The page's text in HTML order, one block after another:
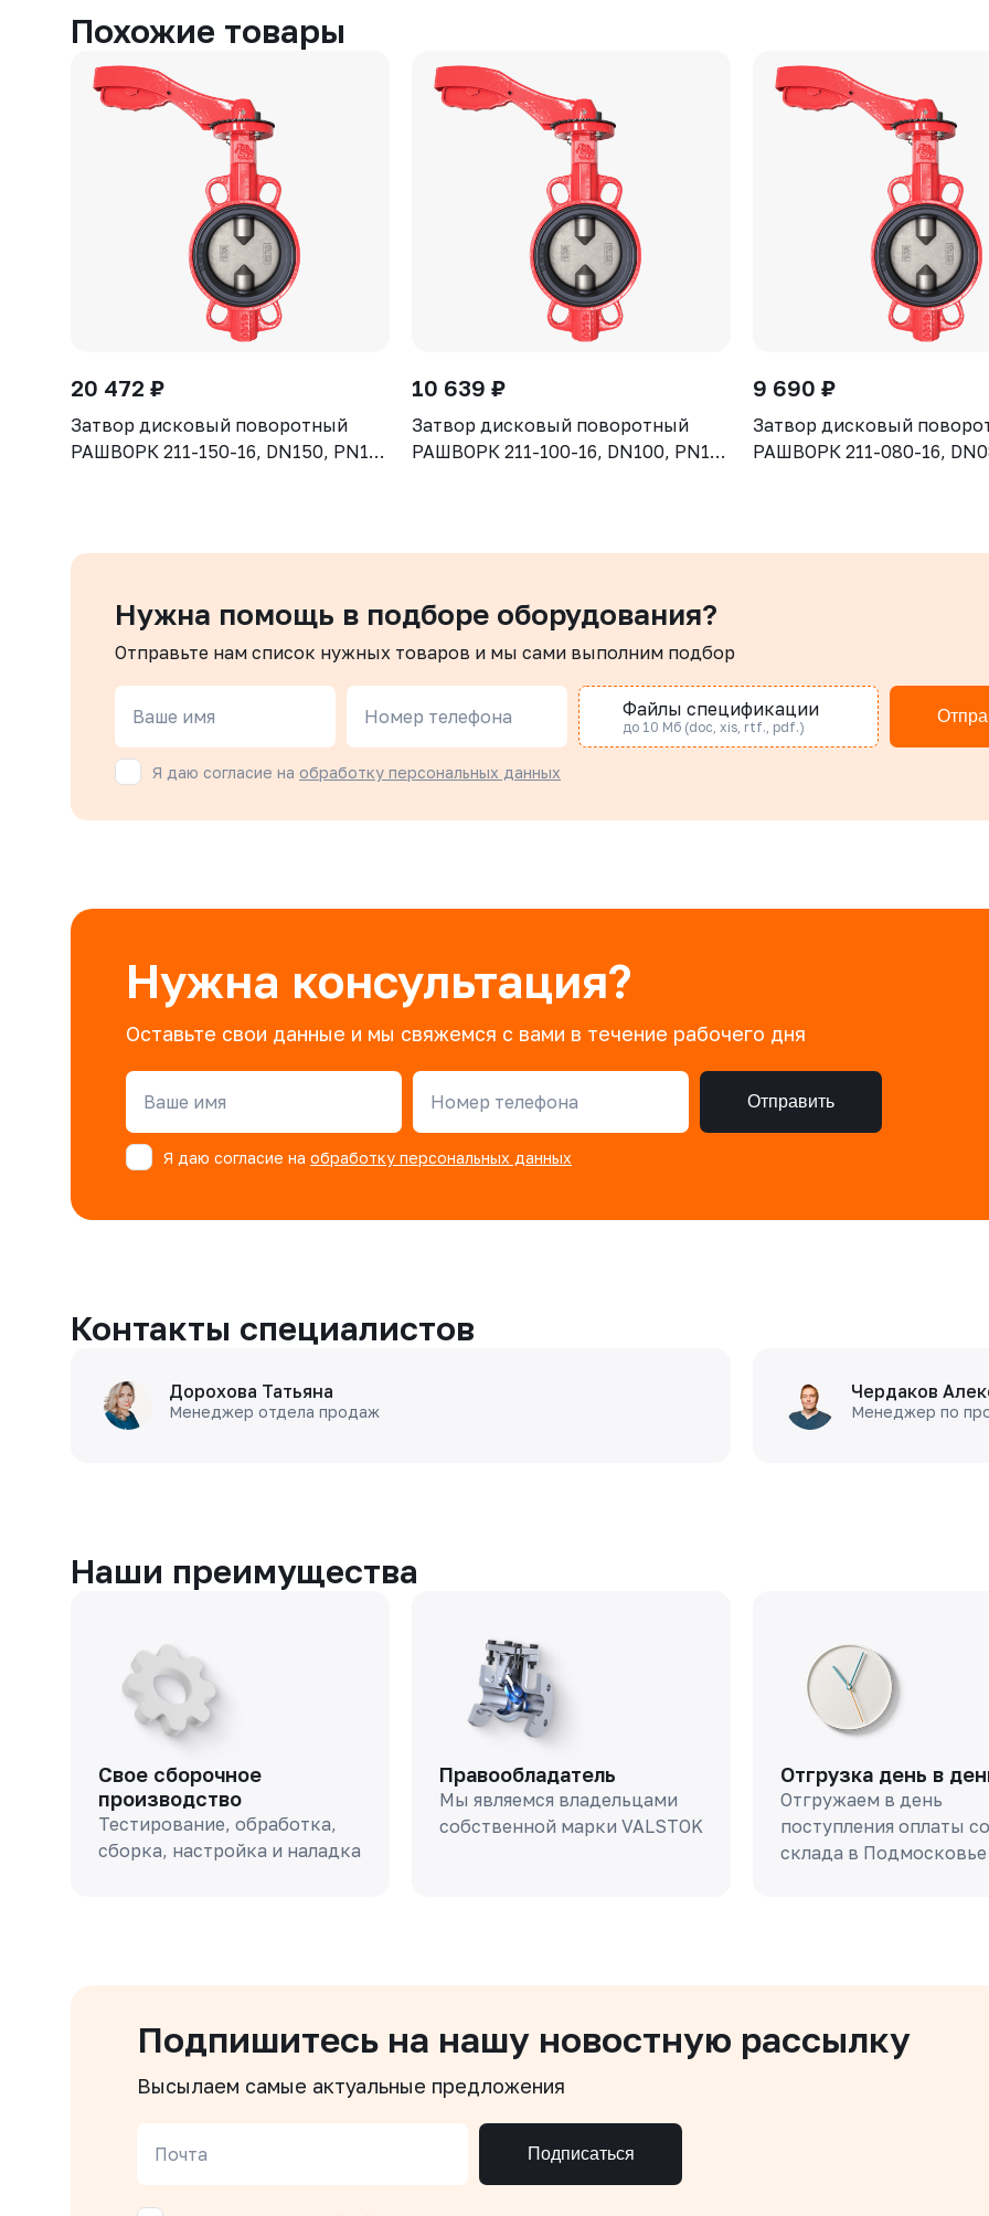
Похожие товары
20 472 ₽
Затвор дисковый поворотный
РАШВОРК 211-150-16, DN150, PN16,
10 639 ₽
Затвор дисковый поворотный
РАШВОРК 211-100-16, DN100, PN16,
9 690 ₽
Затвор дисковый
РАШВОРК 211-080-16,
Нужна помощь в подборе оборудования?
Отправьте нам список нужных товаров и мы сами выполним подбор
Ваше имя Номер телефона Файлы спецификации
до 10 Мб (doc, xis, rtf., pdf.)
Я даю согласие на обработку персональных данных
Нужна консультация?
Оставьте свои данные и мы свяжемся с вами в течение рабочего дня
Ваше имя Номер телефона Отправить
Я даю согласие на обработку персональных данных
Контакты специалистов
Дорохова Татьяна
Менеджер отдела продаж
Чердаков
Менеджер по
Наши преимущества
Свое сборочное
производство
Тестирование, обработка,
сборка, настройка и наладка
Правообладатель
Мы являемся владельцами
собственной марки VALSTOK
Отгрузка день в
Отгружаем в день
поступления оплаты со
склада в Подмосковье
Подпишитесь на нашу новостную рассылку
Высылаем самые актуальные предложения
Почта Подписаться